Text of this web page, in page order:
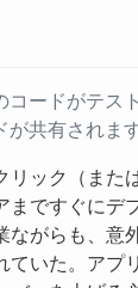
コードがテス
共有されます
リック（また
ですぐにデ
ながらも、意
いた。アプ